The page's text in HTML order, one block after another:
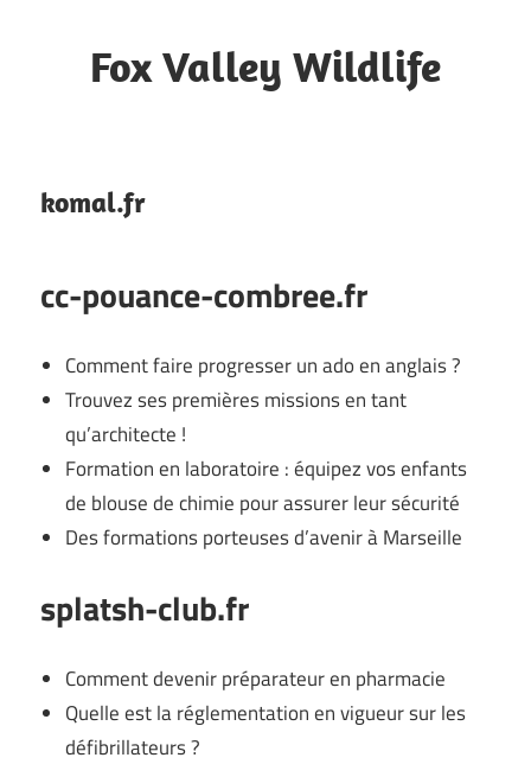
contentFox Valley Wildlife
komal.fr
cc-pouance-combree.fr
Comment faire progresser un ado en anglais ?
Trouvez ses premières missions en tant
qu’architecte !
Formation en laboratoire : équipez vos enfants
de blouse de chimie pour assurer leur sécurité
Des formations porteuses d’avenir à Marseille
splatsh-club.fr
Comment devenir préparateur en pharmacie
Quelle est la réglementation en vigueur sur les
défibrillateurs ?